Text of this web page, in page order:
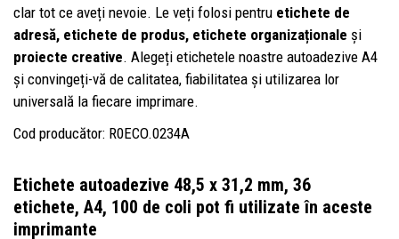
clar tot ce aveți nevoie. Le veți folosi pentru etichete de
adresă, etichete de produs, etichete organizaționale și
proiecte creative. Alegeți etichetele noastre autoadezive A4
și convingeți-vă de calitatea, fiabilitatea și utilizarea lor
universală la fiecare imprimare.
Cod producător: R0ECO.0234A
Etichete autoadezive 48,5 x 31,2 mm, 36
etichete, A4, 100 de coli pot fi utilizate în aceste
imprimante